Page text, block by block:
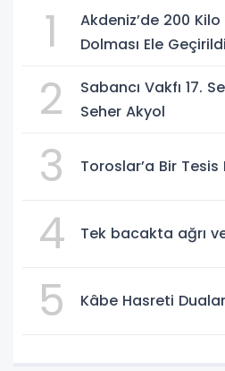
1
Akdeniz’de 200
Dolması Ele Geçirildi
2
Sabancı Vakfı 17.
Seher Akyol
3 Toroslar’a Bir Tesis
4 Tek bacakta ağrı
5 Kâbe Hasreti